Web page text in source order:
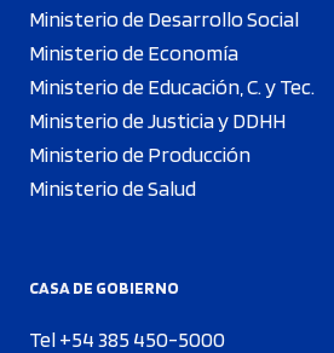
Ministerio de Desarrollo Social
Ministerio de Economía
Ministerio de Educación, C. y Tec.
Ministerio de Justicia y DDHH
Ministerio de Producción
Ministerio de Salud
CASA DE GOBIERNO
Tel +54 385 450-5000